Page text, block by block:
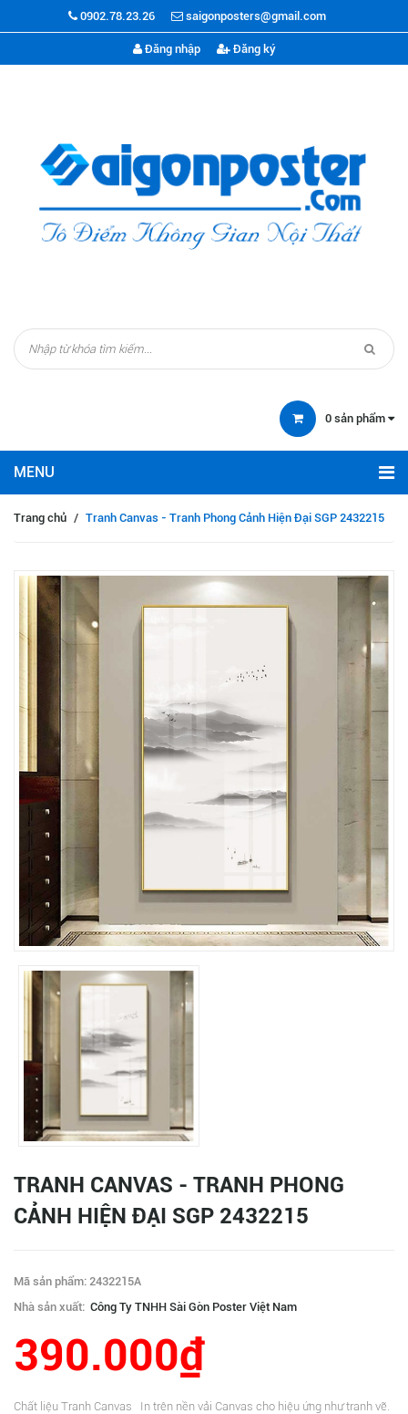
0902.78.23.26 saigonposters@gmail.com
Đăng nhập Đăng ký
0 sản phẩm
Trang chủ / Tranh Canvas - Tranh Phong Cảnh Hiện Đại SGP 2432215
TRANH CANVAS - TRANH PHONG
CẢNH HIỆN ĐẠI SGP 2432215
Mã sản phẩm: 2432215A
Nhà sản xuất: Công Ty TNHH Sài Gòn Poster Việt Nam
390.000₫
Chất liệu Tranh Canvas In trên nền vải Canvas cho hiệu ứng như tranh vẽ.